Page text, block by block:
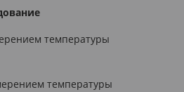
температуры
температуры